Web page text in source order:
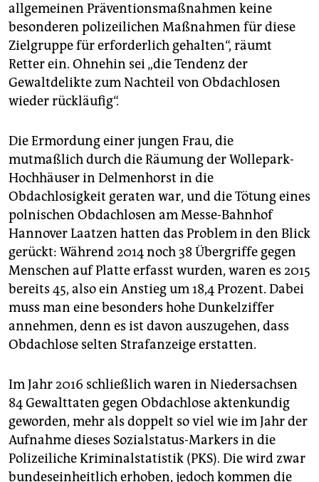
allgemeinen Präventionsmaßnahmen keine
besonderen polizeilichen Maßnahmen für diese
Zielgruppe für erforderlich gehalten“, räumt
Retter ein. Ohnehin sei „die Tendenz der
Gewaltdelikte zum Nachteil von Obdachlosen
wieder rückläufig“.
Die Ermordung einer jungen Frau, die
mutmaßlich durch die Räumung der Wollepark-
Hochhäuser in Delmenhorst in die
Obdachlosigkeit geraten war, und die Tötung eines
polnischen Obdachlosen am Messe-Bahnhof
Hannover Laatzen hatten das Problem in den Blick
gerückt: Während 2014 noch 38 Übergriffe gegen
Menschen auf Platte erfasst wurden, waren es 2015
bereits 45, also ein Anstieg um 18,4 Prozent. Dabei
muss man eine besonders hohe Dunkelziffer
annehmen, denn es ist davon auszugehen, dass
Obdachlose selten Strafanzeige erstatten.
Im Jahr 2016 schließlich waren in Niedersachsen
84 Gewalttaten gegen Obdachlose aktenkundig
geworden, mehr als doppelt so viel wie im Jahr der
Aufnahme dieses Sozialstatus-Markers in die
Polizeiliche Kriminalstatistik (PKS). Die wird zwar
bundeseinheitlich erhoben, jedoch kommen die